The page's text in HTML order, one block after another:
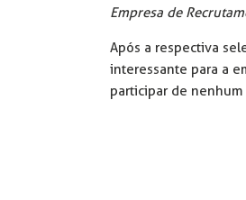
Empresa de
Após a respectiva
interessante para a
participar de